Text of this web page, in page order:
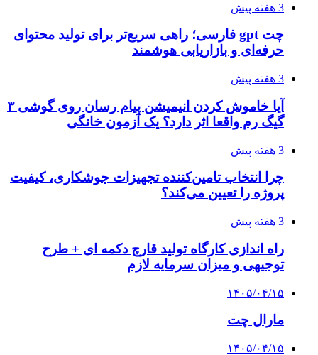
3 هفته پیش
چت gpt فارسی؛ راهی سریع‌تر برای تولید محتوای
حرفه‌ای و بازاریابی هوشمند
3 هفته پیش
آیا خاموش کردن انیمیشن پیام رسان روی گوشی ۳
گیگ رم واقعا اثر دارد؟ یک آزمون خانگی
3 هفته پیش
چرا انتخاب تامین‌کننده تجهیزات جوشکاری، کیفیت
پروژه را تعیین می‌کند؟
3 هفته پیش
راه اندازی کارگاه تولید قارچ دکمه ای + طرح
توجیهی و میزان سرمایه لازم
۱۴۰۵/۰۴/۱۵
مارال چت
۱۴۰۵/۰۴/۱۵